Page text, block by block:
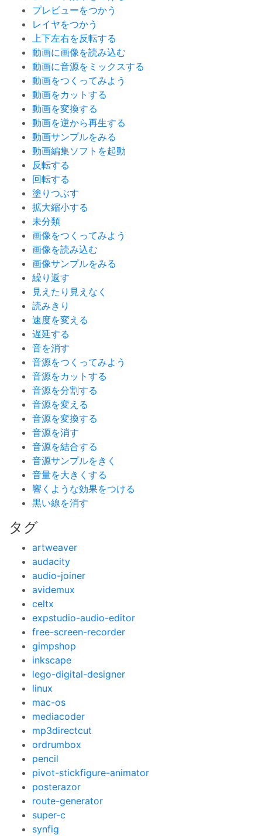
プレビューをつかう
レイヤをつかう
上下左右を反転する
動画に画像を読み込む
動画に音源をミックスする
動画をつくってみよう
動画をカットする
動画を変換する
動画を逆から再生する
動画サンプルをみる
動画編集ソフトを起動
反転する
回転する
塗りつぶす
拡大縮小する
未分類
画像をつくってみよう
画像を読み込む
画像サンプルをみる
繰り返す
見えたり見えなく
読みきり
速度を変える
遅延する
音を消す
音源をつくってみよう
音源をカットする
音源を分割する
音源を変える
音源を変換する
音源を消す
音源を結合する
音源サンプルをきく
音量を大きくする
響くような効果をつける
黒い線を消す
タグ
artweaver
audacity
audio-joiner
avidemux
celtx
expstudio-audio-editor
free-screen-recorder
gimpshop
inkscape
lego-digital-designer
linux
mac-os
mediacoder
mp3directcut
ordrumbox
pencil
pivot-stickfigure-animator
posterazor
route-generator
super-c
synfig